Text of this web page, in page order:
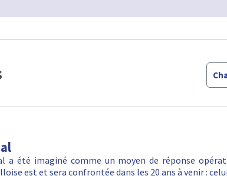
a été imaginé comme un moyen de réponse
est et sera confrontée dans les 20 ans à venir :